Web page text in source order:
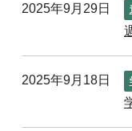
2025年9月29日
2025年9月18日